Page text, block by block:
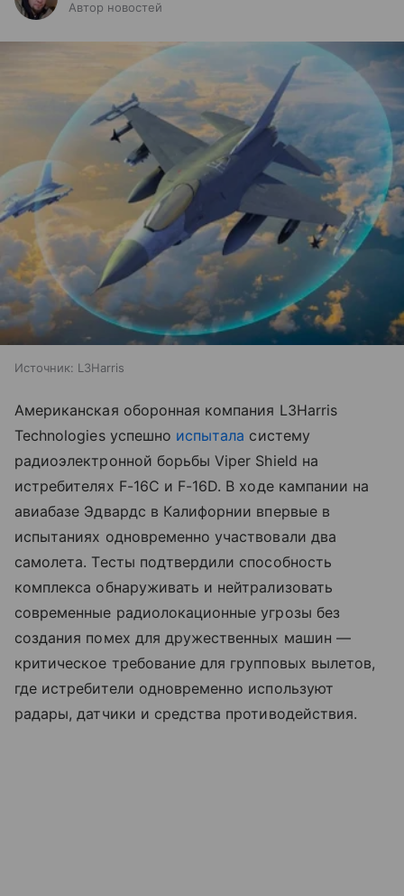
Автор новостей
Источник: L3Harris
Американская оборонная компания L3Harris
Technologies успешно испытала систему
радиоэлектронной борьбы Viper Shield на
истребителях F-16C и F-16D. В ходе кампании на
авиабазе Эдвардс в Калифорнии впервые в
испытаниях одновременно участвовали два
самолета. Тесты подтвердили способность
комплекса обнаруживать и нейтрализовать
современные радиолокационные угрозы без
создания помех для дружественных машин —
критическое требование для групповых вылетов,
где истребители одновременно используют
радары, датчики и средства противодействия.